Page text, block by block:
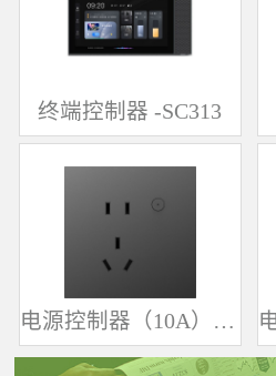
终端控制器 -SC313
电源控制器（10A）-SK361